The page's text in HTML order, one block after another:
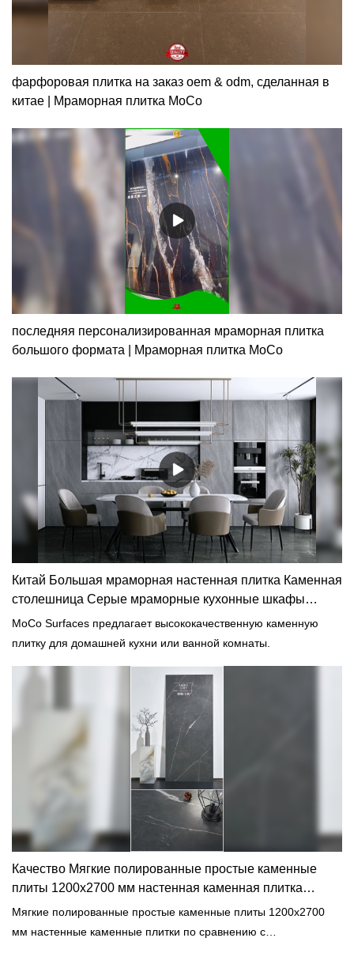
фарфоровая плитка на заказ oem & odm, сделанная в
китае | Мраморная плитка MoCo
последняя персонализированная мраморная плитка
большого формата | Мраморная плитка MoCo
Китай Большая мраморная настенная плитка Каменная
столешница Серые мраморные кухонные шкафы
производители - MoCo
MoCo Surfaces предлагает высококачественную каменную
плитку для домашней кухни или ванной комнаты.
Качество Мягкие полированные простые каменные
плиты 1200x2700 мм настенная каменная плитка
Производитель | МоКо Поверхности& Керамика
Мягкие полированные простые каменные плиты 1200x2700
мм настенные каменные плитки по сравнению с